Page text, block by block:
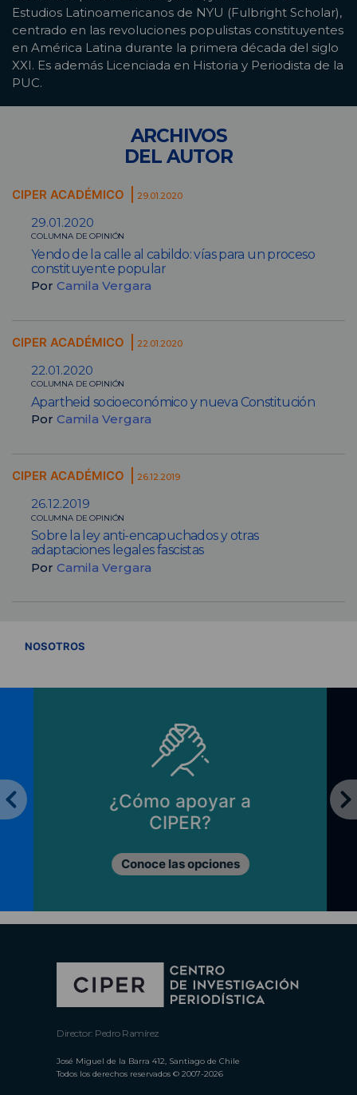
Estudios Latinoamericanos de NYU (Fulbright Scholar),
centrado en las revoluciones populistas constituyentes
en América Latina durante la primera década del siglo
XXI. Es además Licenciada en Historia y Periodista de la
PUC.
ARCHIVOS
DEL AUTOR
CIPER ACADÉMICO 29.01.2020
29.01.2020
COLUMNA DE OPINIÓN
Yendo de la calle al cabildo: vías para un proceso
constituyente popular
Por Camila Vergara
CIPER ACADÉMICO 22.01.2020
22.01.2020
COLUMNA DE OPINIÓN
Apartheid socioeconómico y nueva Constitución
Por Camila Vergara
CIPER ACADÉMICO 26.12.2019
26.12.2019
COLUMNA DE OPINIÓN
Sobre la ley anti-encapuchados y otras
adaptaciones legales fascistas
Por Camila Vergara
NOSOTROS
¿Cómo apoyar a
CIPER?
Conoce las opciones
Director: Pedro Ramírez
José Miguel de la Barra 412, Santiago de Chile
Todos los derechos reservados © 2007-2026